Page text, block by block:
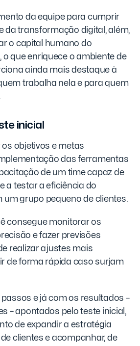
da equipe para cumprir
da transformação digital, além,
o capital humano do
que enriquece o ambiente de
ainda mais destaque à
trabalha nela e para quem
inicial
os objetivos e metas
das ferramentas
de um time capaz de
a testar a eficiência do
um grupo pequeno de clientes.
consegue monitorar os
e fazer previsões
realizar ajustes mais
de forma rápida caso surjam
e já com os resultados –
– apontados pelo teste inicial,
de expandir a estratégia
clientes e acompanhar, de